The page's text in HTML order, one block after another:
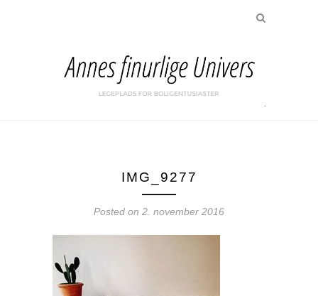
IMG_9277
Posted on 2. november 2016